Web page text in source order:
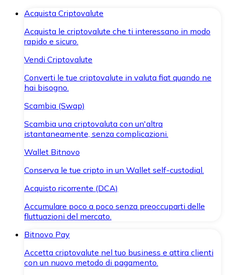
Acquista Criptovalute
Acquista le criptovalute che ti interessano in modo
rapido e sicuro.
Vendi Criptovalute
Converti le tue criptovalute in valuta fiat quando ne
hai bisogno.
Scambia (Swap)
Scambia una criptovaluta con un'altra
istantaneamente, senza complicazioni.
Wallet Bitnovo
Conserva le tue cripto in un Wallet self-custodial.
Acquisto ricorrente (DCA)
Accumulare poco a poco senza preoccuparti delle
fluttuazioni del mercato.
Bitnovo Pay
Accetta criptovalute nel tuo business e attira clienti
con un nuovo metodo di pagamento.